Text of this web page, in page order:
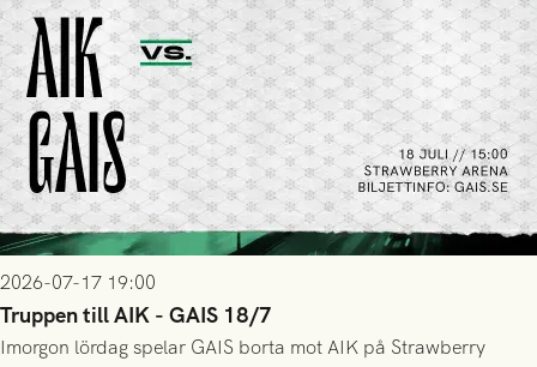
2026-07-17 19:00
Truppen till AIK - GAIS 18/7
Imorgon lördag spelar GAIS borta mot AIK på Strawberry